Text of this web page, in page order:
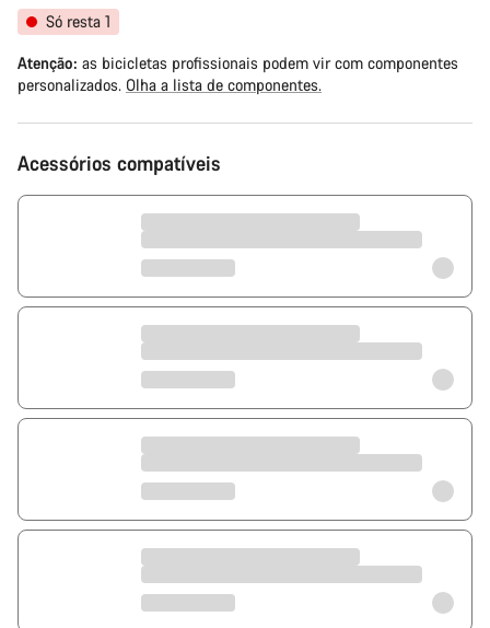
Só resta 1
Atenção: as bicicletas profissionais podem vir com componentes
personalizados. Olha a lista de componentes.
Acessórios compatíveis